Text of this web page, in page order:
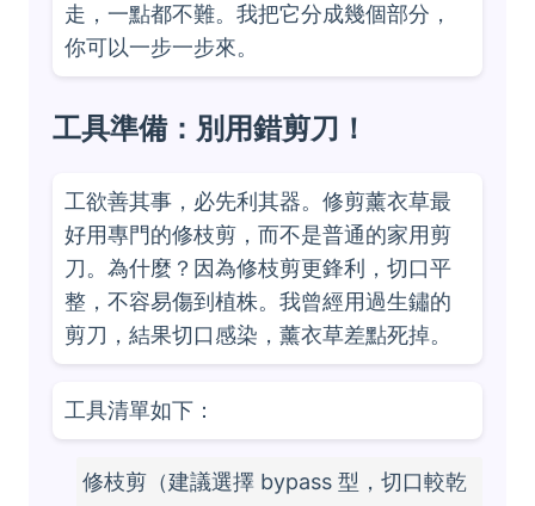
走，一點都不難。我把它分成幾個部分，
你可以一步一步來。
工具準備：別用錯剪刀！
工欲善其事，必先利其器。修剪薰衣草最
好用專門的修枝剪，而不是普通的家用剪
刀。為什麼？因為修枝剪更鋒利，切口平
整，不容易傷到植株。我曾經用過生鏽的
剪刀，結果切口感染，薰衣草差點死掉。
工具清單如下：
修枝剪（建議選擇 bypass 型，切口較乾